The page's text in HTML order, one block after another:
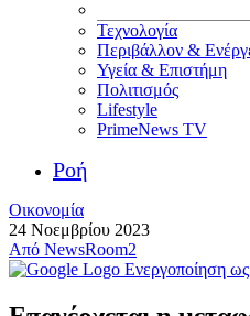
Τεχνολογία
Περιβάλλον &
Υγεία & Επιστήμη
Πολιτισμός
Lifestyle
PrimeNews TV
Ροή
Οικονομία
24 Νοεμβρίου 2023
Από NewsRoom2
Ενεργοποίηση